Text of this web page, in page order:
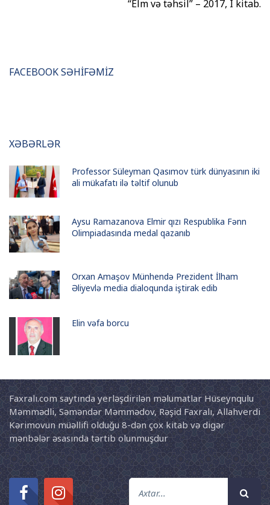
“Elm və təhsil” – 2017, I kitab.
FACEBOOK SƏHİFƏMİZ
XƏBƏRLƏR
Professor Süleyman Qasımov türk dünyasının iki
ali mükafatı ilə təltif olunub
Aysu Ramazanova Elmir qızı Respublika Fənn
Olimpiadasında medal qazanıb
Orxan Amaşov Münhendə Prezident İlham
Əliyevlə media dialoqunda iştirak edib
Elin vəfa borcu
Faxralı.com saytında yerləşdirilən məlumatlar Hüseynqulu
Məmmədli, Səməndər Məmmədov, Rəşid Faxralı, Allahverdi
Kərimovun müəllifi olduğu 8-dən çox kitab və digər
mənbələr əsasında tərtib olunmuşdur